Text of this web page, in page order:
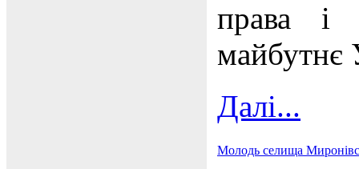
права і
майбутнє
Далі...
Молодь селища